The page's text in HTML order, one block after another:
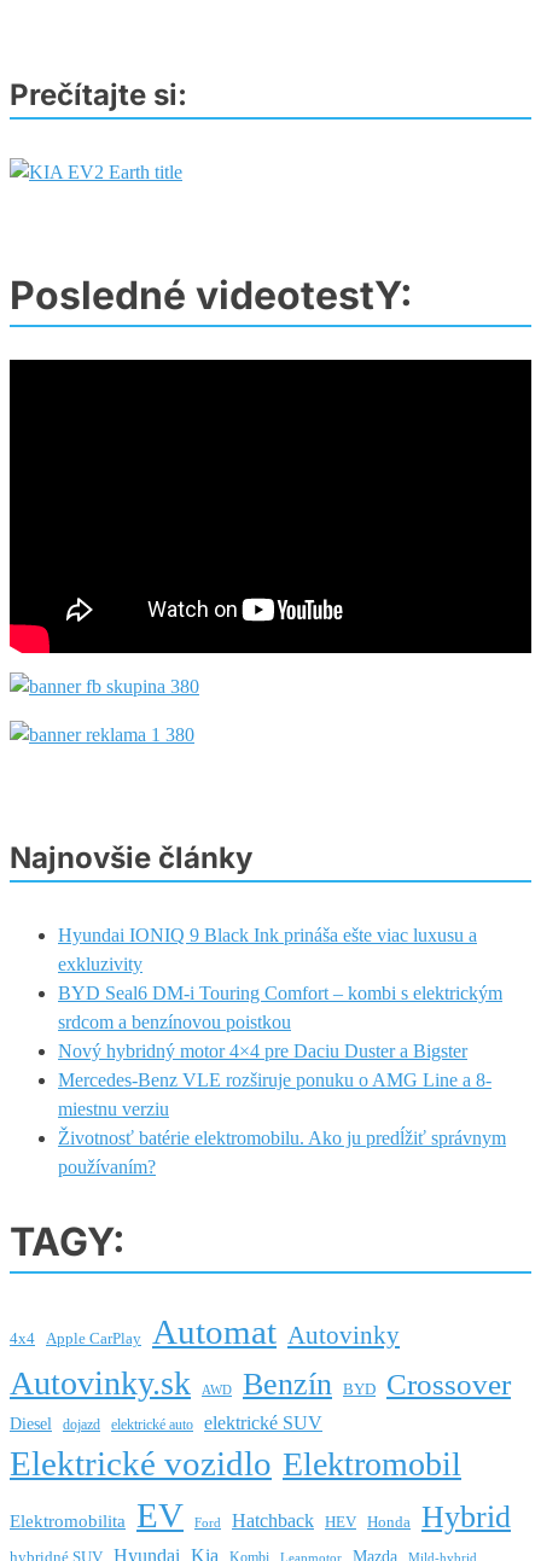
LPG
Prečítajte si:
Posledné videotestY:
Najnovšie články
Hyundai IONIQ 9 Black Ink prináša ešte viac luxusu a
exkluzivity
BYD Seal6 DM-i Touring Comfort – kombi s elektrickým
srdcom a benzínovou poistkou
Nový hybridný motor 4×4 pre Daciu Duster a Bigster
Mercedes-Benz VLE rozširuje ponuku o AMG Line a 8-
miestnu verziu
Životnosť batérie elektromobilu. Ako ju predĺžiť správnym
používaním?
TAGY:
4x4 Apple CarPlay Automat Autovinky
Autovinky.sk AWD Benzín BYD Crossover
Diesel dojazd elektrické auto elektrické SUV
Elektrické vozidlo Elektromobil
Elektromobilita EV Ford Hatchback HEV Honda Hybrid
hybridné SUV Hyundai Kia Kombi Leapmotor Mazda Mild-hybrid